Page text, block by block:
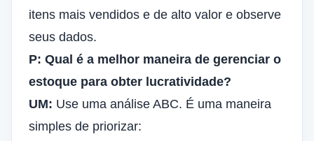
itens mais vendidos e de alto valor e observe
seus dados.
P: Qual é a melhor maneira de gerenciar o
estoque para obter lucratividade?
UM: Use uma análise ABC. É uma maneira
simples de priorizar: